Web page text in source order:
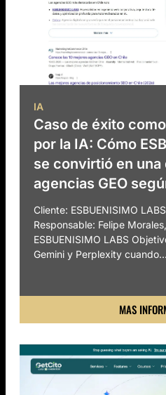
IA
Caso de éxito
por la IA: Cómo
se convirtió en una
agencias GEO
Cliente: ESBUENISIMO
Responsable: Felipe
ESBUENISIMO LABS
Gemini y Perplexity cuando...
MAS